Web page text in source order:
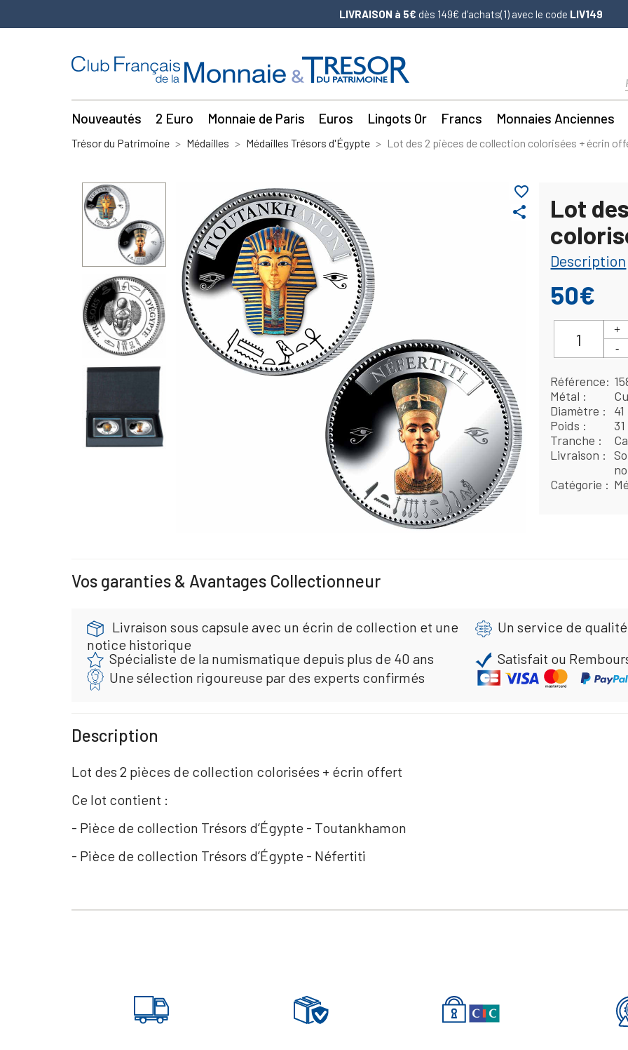
LIVRAISON à 5€ dès 149€ d’achats(1) avec le code LIV149
Nouveautés 2 Euro Monnaie de Paris Euros Lingots Or Francs Monnaies Anciennes
Trésor du Patrimoine Médailles Médailles Trésors d'Égypte Lot des 2 pièces de collection colorisées + écrin
share
favorite_border
Lot
Description
50€
Référence
Métal
Diamètre
Poids
Tranche
Livraison
Catégorie
Vos garanties & Avantages Collectionneur
Livraison sous capsule avec un écrin de collection et une
notice historique
Un service de
Spécialiste de la numismatique depuis plus de 40 ans
Satisfait ou
Une sélection rigoureuse par des experts confirmés
Description
Lot des 2 pièces de collection colorisées + écrin offert
Ce lot contient :
- Pièce de collection Trésors dʼÉgypte - Toutankhamon
- Pièce de collection Trésors dʼÉgypte - Néfertiti